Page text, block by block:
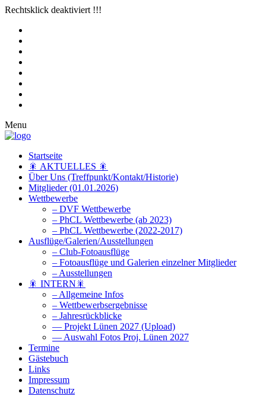
Rechtsklick deaktiviert !!!
Menu
Startseite
🎇 AKTUELLES 🎇
Über Uns (Treffpunkt/Kontakt/Historie)
Mitglieder (01.01.2026)
Wettbewerbe
– DVF Wettbewerbe
– PhCL Wettbewerbe (ab 2023)
– PhCL Wettbewerbe (2022-2017)
Ausflüge/Galerien/Ausstellungen
– Club-Fotoausflüge
– Fotoausflüge und Galerien einzelner Mitglieder
– Ausstellungen
🎇 INTERN🎇
– Allgemeine Infos
– Wettbewerbsergebnisse
– Jahresrückblicke
— Projekt Lünen 2027 (Upload)
— Auswahl Fotos Proj. Lünen 2027
Termine
Gästebuch
Links
Impressum
Datenschutz